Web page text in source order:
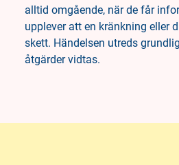
alltid omgående, när de får
upplever att en kränkning eller
skett. Händelsen utreds
åtgärder vidtas.